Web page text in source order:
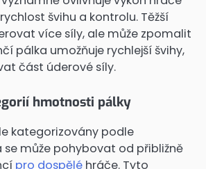
švihu a kontrolu. Těžší
více síly, ale může zpomalit
pálka umožňuje rychlejší švihy,
část úderové síly.
hmotnosti pálky
kategorizovány podle
může pohybovat od přibližně
pro dospělé hráče. Tyto